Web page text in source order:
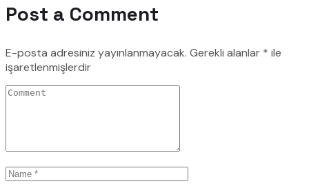
Post a Comment
E-posta adresiniz yayınlanmayacak. Gerekli alanlar * ile
işaretlenmişlerdir